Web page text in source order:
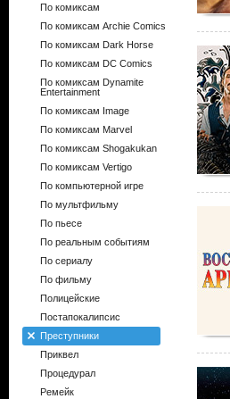
По комиксам
По комиксам Archie Comics
По комиксам Dark Horse
По комиксам DC Comics
По комиксам Dynamite
Entertainment
По комиксам Image
По комиксам Marvel
По комиксам Shogakukan
По комиксам Vertigo
По компьютерной игре
По мультфильму
По пьесе
По реальным событиям
По сериалу
По фильму
Полицейские
Постапокалипсис
Преступники
Приквел
Процедурал
Ремейк